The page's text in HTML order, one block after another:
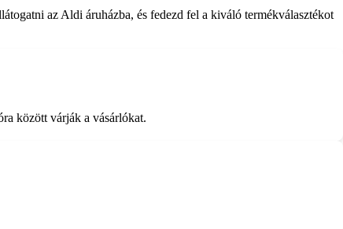
az Aldi áruházba, és fedezd fel a kiváló termékválasztékot
között várják a vásárlókat.